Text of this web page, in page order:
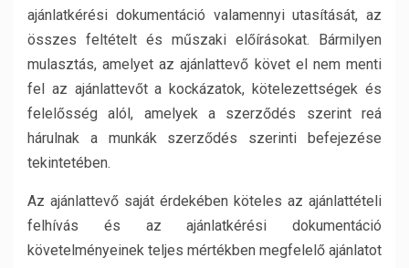
ajánlatkérési dokumentáció valamennyi utasítását, az
összes feltételt és műszaki előírásokat. Bármilyen
mulasztás, amelyet az ajánlattevő követ el nem menti
fel az ajánlattevőt a kockázatok, kötelezettségek és
felelősség alól, amelyek a szerződés szerint reá
hárulnak a munkák szerződés szerinti befejezése
tekintetében.
Az ajánlattevő saját érdekében köteles az ajánlattételi
felhívás és az ajánlatkérési dokumentáció
követelményeinek teljes mértékben megfelelő ajánlatot